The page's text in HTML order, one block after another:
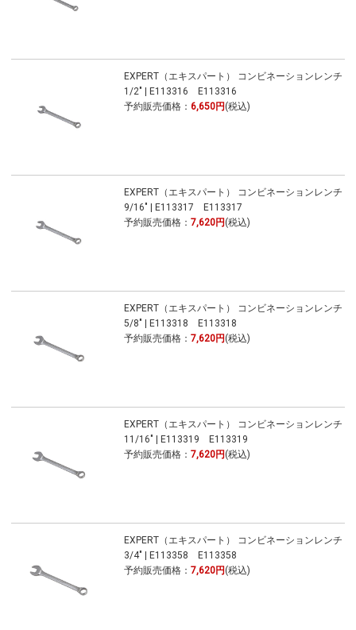
EXPERT（エキスパート） コンビネーションレンチ
1/2" | E113316 E113316
予約販売価格： 6,650円 (税込)
EXPERT（エキスパート） コンビネーションレンチ
9/16" | E113317 E113317
予約販売価格： 7,620円 (税込)
EXPERT（エキスパート） コンビネーションレンチ
5/8" | E113318 E113318
予約販売価格： 7,620円 (税込)
EXPERT（エキスパート） コンビネーションレンチ
11/16" | E113319 E113319
予約販売価格： 7,620円 (税込)
EXPERT（エキスパート） コンビネーションレンチ
3/4" | E113358 E113358
予約販売価格： 7,620円 (税込)